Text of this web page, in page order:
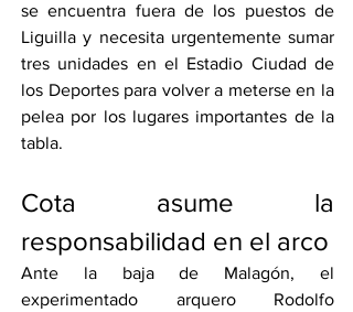
se encuentra fuera de los puestos de
Liguilla y necesita urgentemente sumar
tres unidades en el Estadio Ciudad de
los Deportes para volver a meterse en la
pelea por los lugares importantes de la
tabla.
Cota asume la
responsabilidad en el arco
Ante la baja de Malagón, el
experimentado arquero Rodolfo